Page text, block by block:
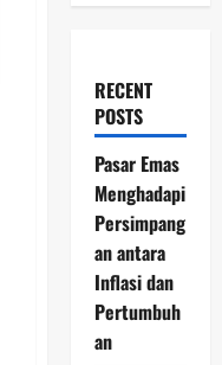
RECENT
POSTS
Pasar Emas
Menghadapi
Persimpang
an antara
Inflasi dan
Pertumbuh
an